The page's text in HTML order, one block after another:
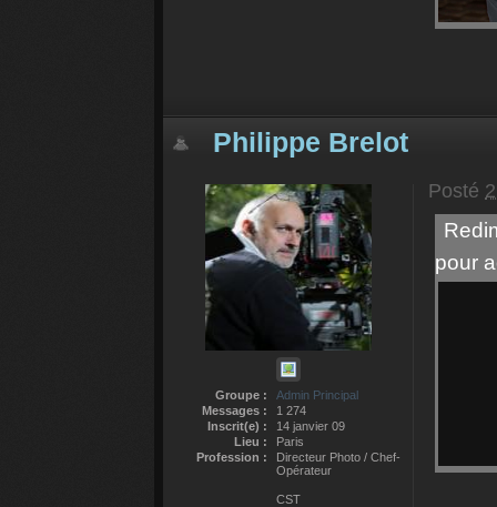
Philippe Brelot
Groupe :
Admin Principal
Messages :
1 274
Inscrit(e) :
14 janvier 09
Lieu :
Paris
Profession :
Directeur Photo / Chef-
Opérateur
CST
Posté
pour